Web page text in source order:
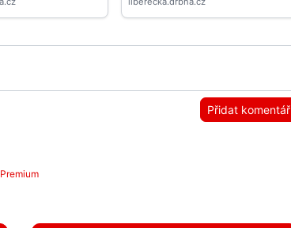
Přidat komentář
Premium